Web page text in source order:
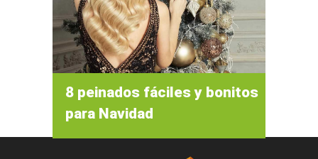
8 peinados fáciles y bonitos
para Navidad